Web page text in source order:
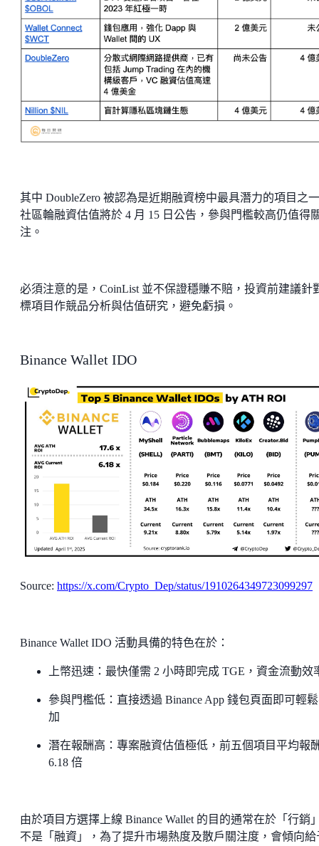
其中 DoubleZero 被認為是近期融資榜中最具潛力的項目之
社區輪融資估值將於 4 月 15 日公告，參與門檻較高仍值得
注。
必須注意的是，CoinList 並不保證穩賺不賠，投資前建議針
標項目作競品分析與估值研究，避免虧損。
Binance Wallet IDO
Source: https://x.com/Crypto_Dep/status/1910264349723099297
Binance Wallet IDO 活動具備的特色在於：
上幣迅速：最快僅需 2 小時即完成 TGE，資金流動效
參與門檻低：直接透過 Binance App 錢包頁面即可輕
加
潛在報酬高：專案融資估值極低，前五個項目平均報
6.18 倍
由於項目方選擇上線 Binance Wallet 的目的通常在於「行銷
不是「融資」，為了提升市場熱度及散戶關注度，會傾向給